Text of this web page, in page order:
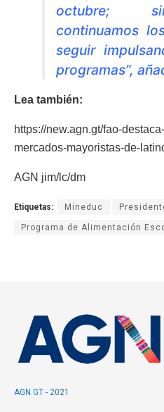
octubre;
continuamos
seguir
programas”,
Lea también:
https://new.agn.gt/fao-
mercados-mayoristas-de-
AGN jim/lc/dm
Etiquetas: Mineduc
Programa de Alimentación
AGN.GT - 2021